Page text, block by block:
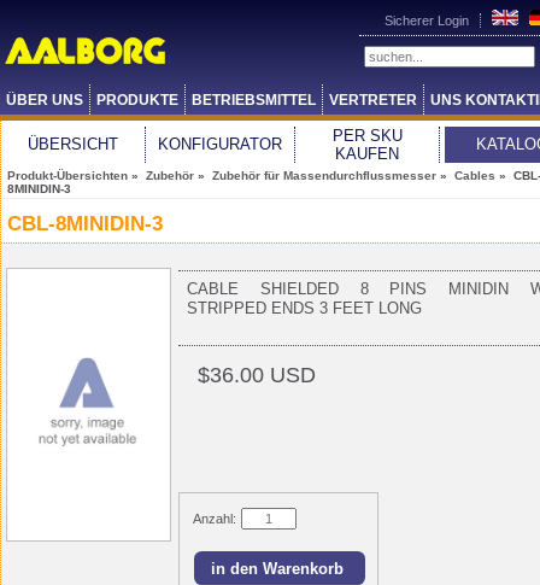
Sicherer Login
ÜBER UNS PRODUKTE BETRIEBSMITTEL VERTRETER UNS
ÜBERSICHT KONFIGURATOR
PER SKU
KAUFEN
Produkt-Übersichten » Zubehör » Zubehör für Massendurchflussmesser » Cables » CBL-
8MINIDIN-3
CBL-8MINIDIN-3
CABLE SHIELDED 8 PINS MINIDIN
STRIPPED ENDS 3 FEET LONG
$36.00 USD
Anzahl: